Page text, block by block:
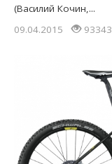
(Василий Кочин,...
09.04.2015
93343